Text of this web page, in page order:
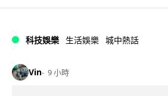
科技娛樂 生活娛樂 城中熱話
Vin 9 小時